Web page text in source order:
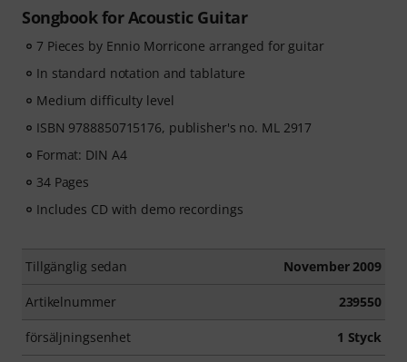
Songbook for Acoustic Guitar
7 Pieces by Ennio Morricone arranged for guitar
In standard notation and tablature
Medium difficulty level
ISBN 9788850715176, publisher's no. ML 2917
Format: DIN A4
34 Pages
Includes CD with demo recordings
Tillgänglig sedan November 2009
Artikelnummer 239550
försäljningsenhet 1 Styck